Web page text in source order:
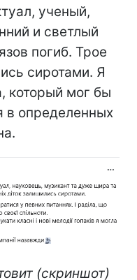
ученый,
и светлый
погиб. Трое
сиротами. Я
который мог бы
в определенных
(скриншот)